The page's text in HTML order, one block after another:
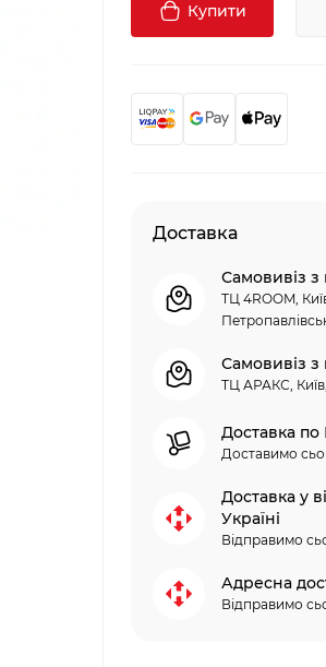
Купити
Доставка
Самовивіз з
ТЦ 4ROOM,
Самовивіз з
ТЦ АРАКС,
Доставка по
Доставимо
Доставка у
Україні
Відправимо
Адресна
Відправимо